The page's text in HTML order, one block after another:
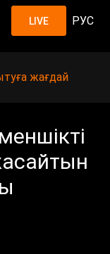
LIVE РУС
жағдай